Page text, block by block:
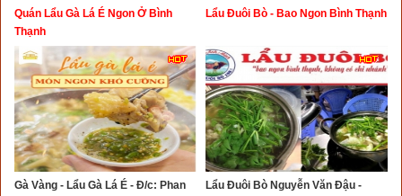
Quán Lẩu Gà Lá É Ngon Ở Bình
Thạnh
Gà Vàng - Lẩu Gà Lá É - Đ/c: Phan
Lẩu Đuôi Bò - Bao Ngon Bình Thạnh
Lẩu Đuôi Bò Nguyễn Văn Đậu -